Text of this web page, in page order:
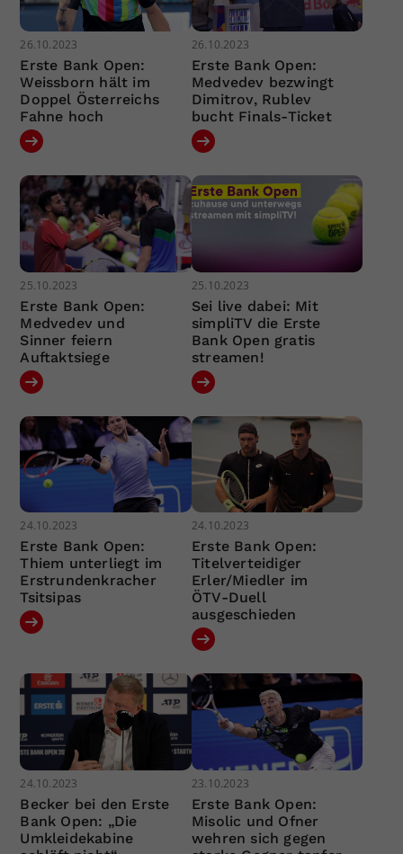
26.10.2023
Erste Bank Open:
Weissborn hält im
Doppel Österreichs
Fahne hoch
26.10.2023
Erste Bank Open:
Medvedev bezwingt
Dimitrov, Rublev
bucht Finals-Ticket
25.10.2023
Erste Bank Open:
Medvedev und
Sinner feiern
Auftaktsiege
25.10.2023
Sei live dabei: Mit
simpliTV die Erste
Bank Open gratis
streamen!
24.10.2023
Erste Bank Open:
Thiem unterliegt im
Erstrundenkracher
Tsitsipas
24.10.2023
Erste Bank Open:
Titelverteidiger
Erler/Miedler im
ÖTV-Duell
ausgeschieden
24.10.2023
Becker bei den Erste
Bank Open: „Die
Umkleidekabine
23.10.2023
Erste Bank Open:
Misolic und Ofner
wehren sich gegen